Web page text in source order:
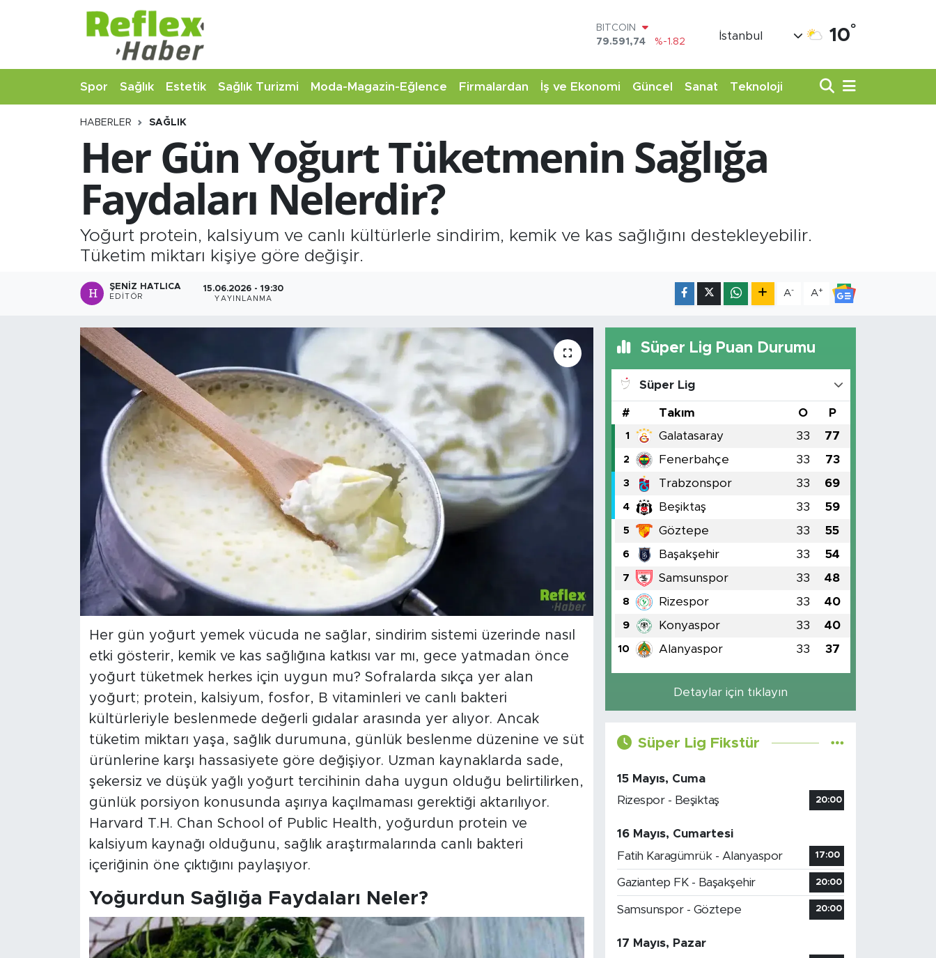
DOLAR
45,43620
%0.02
53,38690
%0.19
STERLİN
14.598,00
%0
BITCOIN
%-1.82
İstanbul 10°
Spor Sağlık Estetik Sağlık Turizmi Moda-Magazin-Eğlence Firmalardan İş ve Ekonomi Güncel Sanat Teknoloji
HABERLER SAĞLIK
Her Gün Yoğurt Tüketmenin Sağlığa
Faydaları Nelerdir?
Yoğurt protein, kalsiyum ve canlı kültürlerle sindirim, kemik ve kas sağlığını destekleyebilir.
Tüketim miktarı kişiye göre değişir.
ŞENIZ HATLICA
EDITÖR
15.06.2026 - 19:30
YAYINLANMA
A- A+
Her gün yoğurt yemek vücuda ne sağlar, sindirim sistemi üzerinde nasıl
etki gösterir, kemik ve kas sağlığına katkısı var mı, gece yatmadan önce
yoğurt tüketmek herkes için uygun mu? Sofralarda sıkça yer alan
yoğurt; protein, kalsiyum, fosfor, B vitaminleri ve canlı bakteri
kültürleriyle beslenmede değerli gıdalar arasında yer alıyor. Ancak
tüketim miktarı yaşa, sağlık durumuna, günlük beslenme düzenine ve süt
ürünlerine karşı hassasiyete göre değişiyor. Uzman kaynaklarda sade,
şekersiz ve düşük yağlı yoğurt tercihinin daha uygun olduğu belirtilirken,
günlük porsiyon konusunda aşırıya kaçılmaması gerektiği aktarılıyor.
Harvard T.H. Chan School of Public Health, yoğurdun protein ve
kalsiyum kaynağı olduğunu, sağlık araştırmalarında canlı bakteri
içeriğinin öne çıktığını paylaşıyor.
Yoğurdun Sağlığa Faydaları Neler?
Süper Lig Puan Durumu
Süper Lig
# Takım O P
1 Galatasaray 33 77
2 Fenerbahçe 33 73
3 Trabzonspor 33 69
4 Beşiktaş 33 59
5 Göztepe 33 55
6 Başakşehir 33 54
7 Samsunspor 33 48
8 Rizespor 33 40
9 Konyaspor 33 40
10 Alanyaspor 33 37
Detaylar için tıklayın
Süper Lig Fikstür
15 Mayıs, Cuma
Rizespor - Beşiktaş
20:00
16 Mayıs, Cumartesi
Fatih Karagümrük - Alanyaspor
17:00
Gaziantep FK - Başakşehir 20:00
Samsunspor - Göztepe 20:00
17 Mayıs, Pazar
Estetik
Firmalardan
İş ve Ekonomi
Moda-Magazin-Eğlence
Sağlık Turizmi
Nöbetçi Eczaneler
Hava Durumu
Namaz Vakitleri
Trafik Durumu
Şampiyonlar Ligi Puan Durumu ve Fikstür
Tüm Manşetler
Haber Arşivi